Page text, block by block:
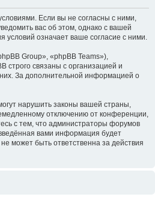
Если вы не согласны с ними,
вас об этом, однако с вашей
условий означает ваше согласие с ними.
Group», «phpBB Teams»),
строго связаны с организацией и
За дополнительной информацией о
нарушить законы вашей страны,
отключению от конференции,
с тем, что администраторы форумов
вами информация будет
может быть ответственна за действия